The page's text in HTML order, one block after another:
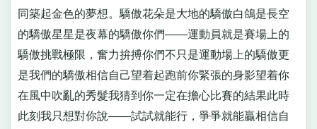
同築起金色的夢想。驕傲花朵是大地的驕傲白鴿是長空
的驕傲星星是夜幕的驕傲你們——運動員就是賽場上的
驕傲挑戰極限，奮力拚搏你們不只是運動場上的驕傲更
是我們的驕傲相信自己望着起跑前你緊張的身影望着你
在風中吹亂的秀髮我猜到你一定在擔心比賽的結果此時
此刻我只想對你說——試試就能行，爭爭就能贏相信自